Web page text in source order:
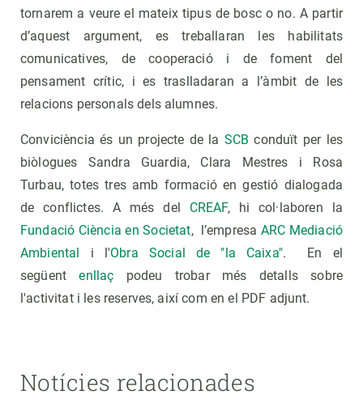
tornarem a veure el mateix tipus de bosc o no. A partir
d’aquest argument, es treballaran les habilitats
comunicatives, de cooperació i de foment del
pensament crític, i es traslladaran a l’àmbit de les
relacions personals dels alumnes.
Conviciència és un projecte de la SCBconduït per les
biòlogues Sandra Guardia, Clara Mestres i Rosa
Turbau, totes tres amb formació en gestió dialogada
de conflictes. A més del CREAF, hi col·laboren la
Fundació Ciència en Societat, l’empresa ARC Mediació
Ambiental i l'Obra Social de "la Caixa". En el
següentenllaç podeu trobar més detalls sobre
l'activitat i les reserves, així com en el PDF adjunt.
Notícies relacionades